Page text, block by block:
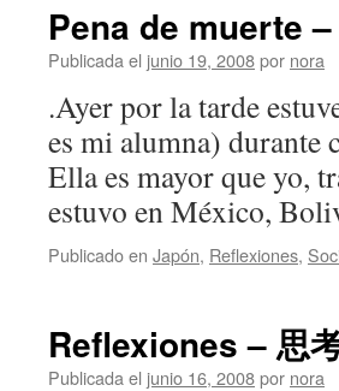
Pena de muerte
Publicada el junio 19, 2008por nora
.Ayer por la tarde
es mi alumna) durante
Ella es mayor que yo,
estuvo en México,
Publicado en Japón, Reflexiones,
Reflexiones – 思
Publicada el junio 16, 2008por nora